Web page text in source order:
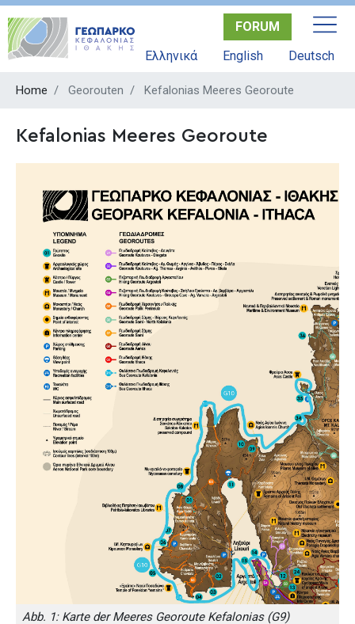
Skip
main
FORUM
Ελληνικά
English Deutsch
Home Georouten Kefalonias Meeres Georoute
Kefalonias Meeres Georoute
Abb. 1: Karte der Meeres Georoute Kefalonias (G9)